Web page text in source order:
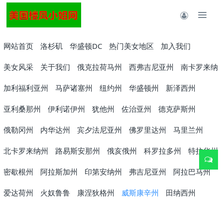
网站首页 洛杉矶 华盛顿DC 热门美女地区 加入我们
美女风采 关于我们 俄克拉荷马州 西弗吉尼亚州 南卡罗来纳
加利福利亚州 马萨诸塞州 纽约州 华盛顿州 新泽西州
亚利桑那州 伊利诺伊州 犹他州 佐治亚州 德克萨斯州
俄勒冈州 内华达州 宾夕法尼亚州 佛罗里达州 马里兰州
北卡罗来纳州 路易斯安那州 俄亥俄州 科罗拉多州 特拉华州
密歇根州 阿拉斯加州 印第安纳州 弗吉尼亚州 阿拉巴马州
爱达荷州 火奴鲁鲁 康涅狄格州 威斯康辛州 田纳西州